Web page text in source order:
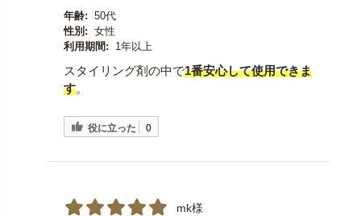
年齢: 50代
性別: 女性
利用期間:
1年以上
スタイリング剤の中で1番安心して使用できま
す。
役に立った 0
mk様